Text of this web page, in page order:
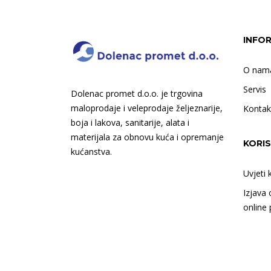
Dolenac promet d.o.o. je trgovina
maloprodaje i veleprodaje željeznarije,
boja i lakova, sanitarije, alata i
materijala za obnovu kuća i opremanje
kućanstva.
O
Servis
Uvjeti
Izjava
online